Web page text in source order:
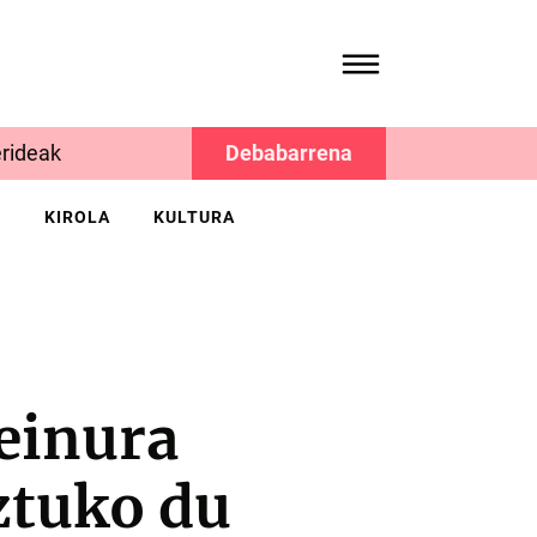
Debabarrena
KIROLA KULTURA
du